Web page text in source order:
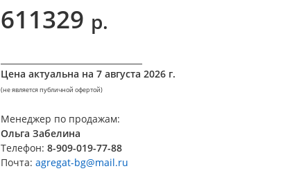
611329 р.
Цена актуальна на 7 августа 2026 г.
(не является публичной офертой)
Менеджер по продажам:
Ольга Забелина
Телефон: 8-909-019-77-88
Почта: agregat-bg@mail.ru